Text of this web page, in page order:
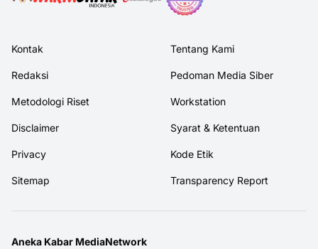
Kontak Tentang Kami
Redaksi Pedoman Media Siber
Metodologi Riset Workstation
Disclaimer Syarat & Ketentuan
Privacy Kode Etik
Sitemap Transparency Report
Aneka Kabar MediaNetwork